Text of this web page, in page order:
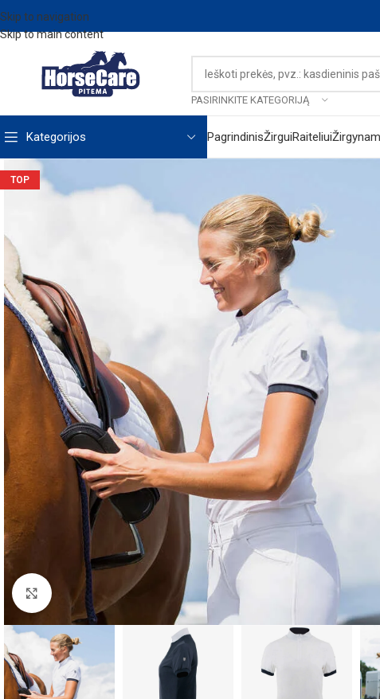
Skip to navigation
Skip to main content
PASIRINKITE KATEGORIJĄ
Kategorijos PagrindinisŽirguiRaiteliui
TOP
Click to enlarge